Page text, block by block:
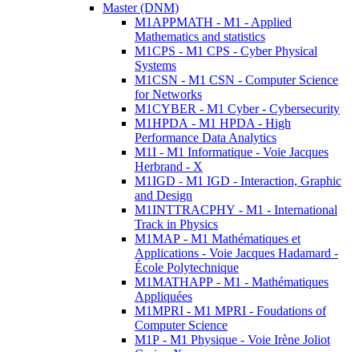
Master (DNM)
M1APPMATH - M1 - Applied
Mathematics and statistics
M1CPS - M1 CPS - Cyber Physical
Systems
M1CSN - M1 CSN - Computer Science
for Networks
M1CYBER - M1 Cyber - Cybersecurity
M1HPDA - M1 HPDA - High
Performance Data Analytics
M1I - M1 Informatique - Voie Jacques
Herbrand - X
M1IGD - M1 IGD - Interaction, Graphic
and Design
M1INTTRACPHY - M1 - International
Track in Physics
M1MAP - M1 Mathématiques et
Applications - Voie Jacques Hadamard -
École Polytechnique
M1MATHAPP - M1 - Mathématiques
Appliquées
M1MPRI - M1 MPRI - Foudations of
Computer Science
M1P - M1 Physique - Voie Irène Joliot